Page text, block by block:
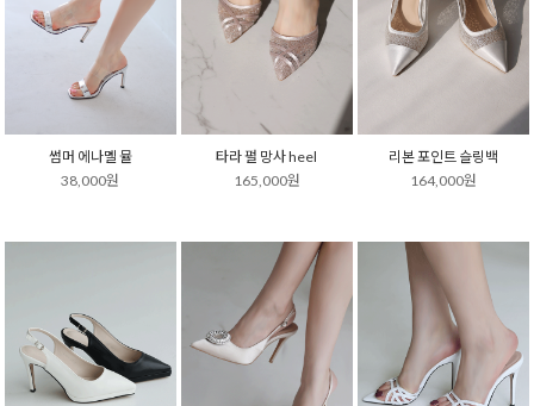
썸머 에나멜 뮬
38,000원
타라 펄 망사 heel
165,000원
리본 포인트 슬링백
164,000원